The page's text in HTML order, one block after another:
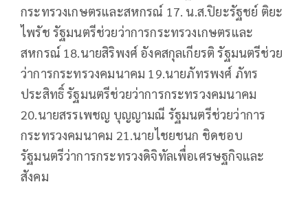
กระทรวงเกษตรและสหกรณ์ 17. น.ส.ปิยะรัฐชย์ ติยะ
ไพรัช รัฐมนตรีช่วยว่าการกระทรวงเกษตรและ
สหกรณ์ 18.นายสิริพงศ์ อังคสกุลเกียรติ รัฐมนตรีช่วย
ว่าการกระทรวงคมนาคม 19.นายภัทรพงศ์ ภัทร
ประสิทธิ์ รัฐมนตรีช่วยว่าการกระทรวงคมนาคม
20.นายสรรเพชญ บุญญามณี รัฐมนตรีช่วยว่าการ
กระทรวงคมนาคม 21.นายไชยชนก ชิดชอบ
รัฐมนตรีว่าการกระทรวงดิจิทัลเพื่อเศรษฐกิจและ
สังคม